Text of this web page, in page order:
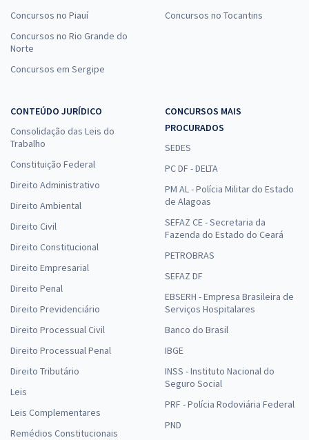
Concursos no Piauí
Concursos no Rio Grande do
Norte
Concursos em Sergipe
Concursos no Tocantins
CONTEÚDO JURÍDICO
Consolidação das Leis do
Trabalho
Constituição Federal
Direito Administrativo
Direito Ambiental
Direito Civil
Direito Constitucional
Direito Empresarial
Direito Penal
Direito Previdenciário
Direito Processual Civil
Direito Processual Penal
Direito Tributário
Leis
Leis Complementares
Remédios Constitucionais
CONCURSOS MAIS
PROCURADOS
SEDES
PC DF - DELTA
PM AL - Polícia Militar do Estado
de Alagoas
SEFAZ CE - Secretaria da
Fazenda do Estado do Ceará
PETROBRAS
SEFAZ DF
EBSERH - Empresa Brasileira de
Serviços Hospitalares
Banco do Brasil
IBGE
INSS - Instituto Nacional do
Seguro Social
PRF - Polícia Rodoviária Federal
PND